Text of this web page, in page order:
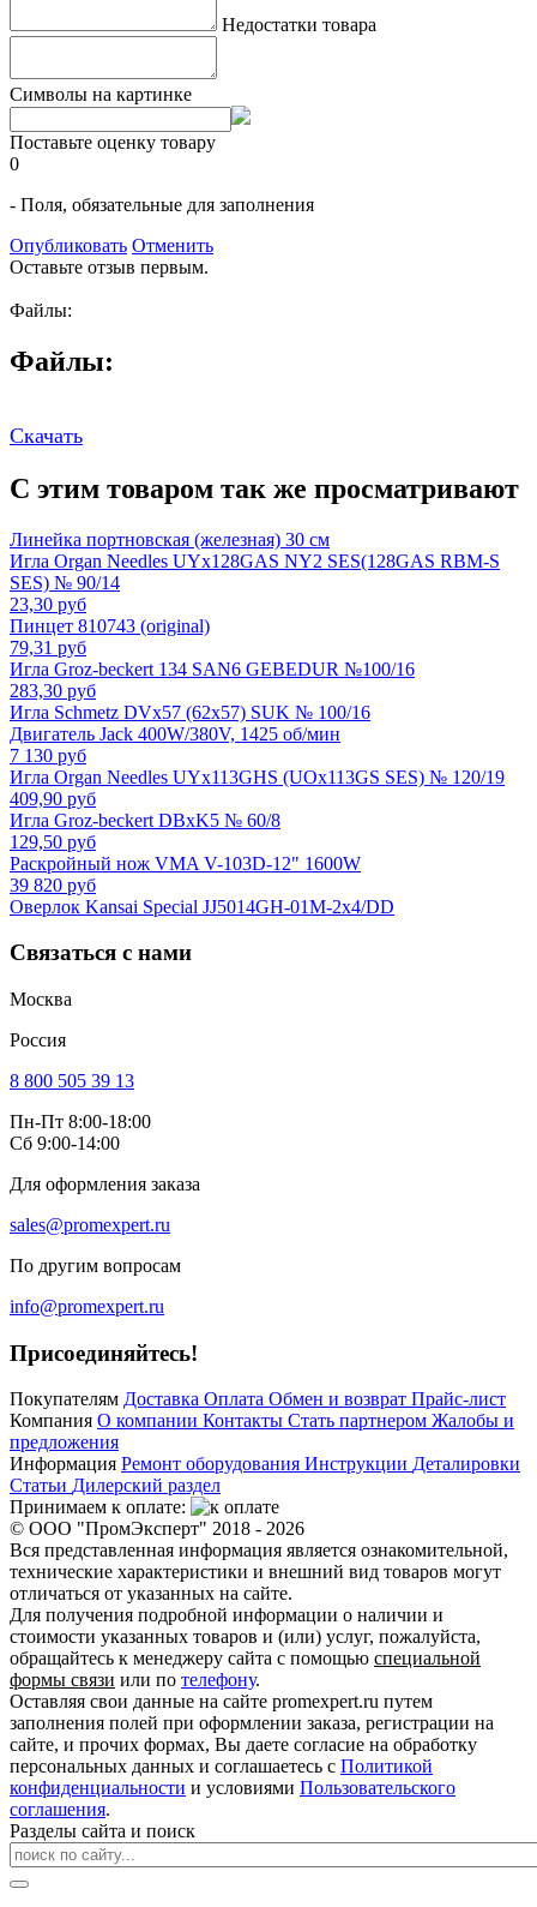
Недостатки товара
Символы на картинке
Поставьте оценку товару
0
- Поля, обязательные для заполнения
Опубликовать Отменить
Оставьте отзыв первым.
Файлы:
Файлы:
Скачать
С этим товаром так же просматривают
Линейка портновская (железная) 30 см
Игла Organ Needles UYx128GAS NY2 SES(128GAS RBM-S
SES) № 90/14
23,30 руб
Пинцет 810743 (original)
79,31 руб
Игла Groz-beckert 134 SAN6 GEBEDUR №100/16
283,30 руб
Игла Schmetz DVx57 (62x57) SUK № 100/16
Двигатель Jack 400W/380V, 1425 об/мин
7 130 руб
Игла Organ Needles UYx113GHS (UOx113GS SES) № 120/19
409,90 руб
Игла Groz-beckert DBxK5 № 60/8
129,50 руб
Раскройный нож VMA V-103D-12" 1600W
39 820 руб
Оверлок Kansai Special JJ5014GH-01M-2x4/DD
Связаться с нами
Москва
Россия
8 800 505 39 13
Пн-Пт 8:00-18:00
Сб 9:00-14:00
Для оформления заказа
sales@promexpert.ru
По другим вопросам
info@promexpert.ru
Присоединяйтесь!
Покупателям Доставка Оплата Обмен и возврат Прайс-лист
Компания О компании Контакты Стать партнером Жалобы и
предложения
Информация Ремонт оборудования Инструкции Деталировки
Статьи Дилерский раздел
Принимаем к оплате:
© ООО "ПромЭксперт" 2018 - 2026
Вся представленная информация является ознакомительной,
технические характеристики и внешний вид товаров могут
отличаться от указанных на сайте.
Для получения подробной информации о наличии и
стоимости указанных товаров и (или) услуг, пожалуйста,
обращайтесь к менеджеру сайта с помощью специальной
формы связи или по телефону.
Оставляя свои данные на сайте promexpert.ru путем
заполнения полей при оформлении заказа, регистрации на
сайте, и прочих формах, Вы даете согласие на обработку
персональных данных и соглашаетесь с Политикой
конфиденциальности и условиями Пользовательского
соглашения.
Разделы сайта и поиск